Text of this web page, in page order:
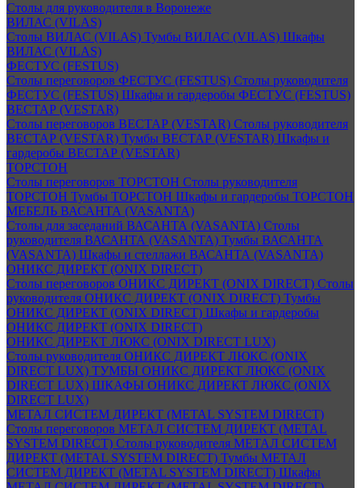
Столы для руководителя в Воронеже
ВИЛАС (VILAS)
Столы ВИЛАС (VILAS) Тумбы ВИЛАС (VILAS) Шкафы
ВИЛАС (VILAS)
ФЕСТУС (FESTUS)
Столы переговоров ФЕСТУС (FESTUS) Столы руководителя
ФЕСТУС (FESTUS) Шкафы и гардеробы ФЕСТУС (FESTUS)
ВЕСТАР (VESTAR)
Столы переговоров ВЕСТАР (VESTAR) Столы руководителя
ВЕСТАР (VESTAR) Тумбы ВЕСТАР (VESTAR) Шкафы и
гардеробы ВЕСТАР (VESTAR)
ТОРСТОН
Столы переговоров ТОРСТОН Столы руководителя
ТОРСТОН Тумбы ТОРСТОН Шкафы и гардеробы ТОРСТОН
МЕБЕЛЬ ВАСАНТА (VASANTA)
Столы для заседаний ВАСАНТА (VASANTA) Столы
руководителя ВАСАНТА (VASANTA) Тумбы ВАСАНТА
(VASANTA) Шкафы и стеллажи ВАСАНТА (VASANTA)
ОНИКС ДИРЕКТ (ONIX DIRECT)
Столы переговоров ОНИКС ДИРЕКТ (ONIX DIRECT) Столы
руководителя ОНИКС ДИРЕКТ (ONIX DIRECT) Тумбы
ОНИКС ДИРЕКТ (ONIX DIRECT) Шкафы и гардеробы
ОНИКС ДИРЕКТ (ONIX DIRECT)
ОНИКС ДИРЕКТ ЛЮКС (ONIX DIRECT LUX)
Столы руководителя ОНИКС ДИРЕКТ ЛЮКС (ONIX
DIRECT LUX) ТУМБЫ ОНИКС ДИРЕКТ ЛЮКС (ONIX
DIRECT LUX) ШКАФЫ ОНИКС ДИРЕКТ ЛЮКС (ONIX
DIRECT LUX)
МЕТАЛ СИСТЕМ ДИРЕКТ (METAL SYSTEM DIRECT)
Столы переговоров МЕТАЛ СИСТЕМ ДИРЕКТ (METAL
SYSTEM DIRECT) Столы руководителя МЕТАЛ СИСТЕМ
ДИРЕКТ (METAL SYSTEM DIRECT) Тумбы МЕТАЛ
СИСТЕМ ДИРЕКТ (METAL SYSTEM DIRECT) Шкафы